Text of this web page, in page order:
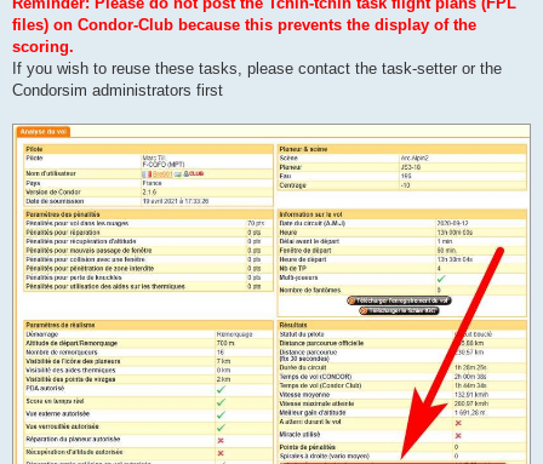
files) on Condor-Club because this prevents the display of the
scoring.
If you wish to reuse these tasks, please contact the task-setter or the
Condorsim administrators first